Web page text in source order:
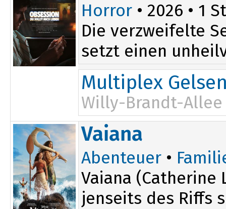
Horror • 2026 • 1
Die verzweifelte
setzt einen
Multiplex
Willy-Brandt-Allee
18:15
20:30
Vaiana
Abenteuer •
Vaiana
jenseits des Riffs